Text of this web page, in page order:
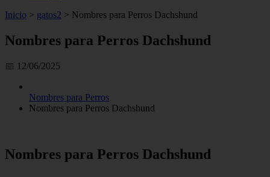
Inicio > gatos2 > Nombres para Perros Dachshund
Nombres para Perros Dachshund
📅 12/06/2025
Nombres para Perros
Nombres para Perros Dachshund
Nombres para Perros Dachshund